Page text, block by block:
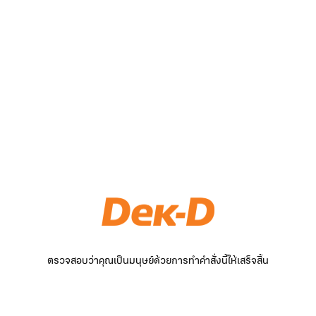
ตรวจสอบว่าคุณเป็นมนุษย์ด้วยการทำคำสั่งนี้ให้เสร็จสิ้น